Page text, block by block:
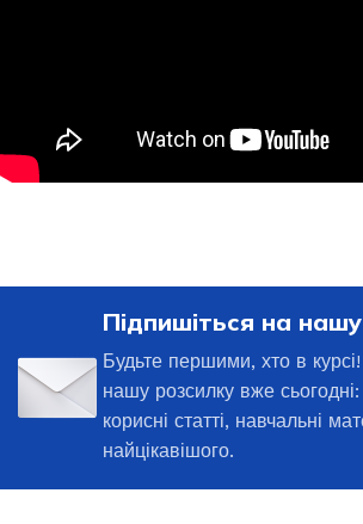
Підпишіться на
Будьте першими, хто в
нашу розсилку вже
корисні статті, навчальні
найцікавішого.